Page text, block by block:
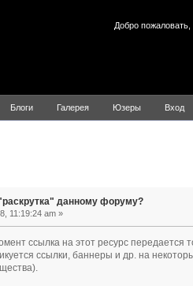
Добро пожаловать,
Блоги Галерея Юзеры Вход
данному форуму?
11:19:24 am »
ссылка на этот ресурс передается
ссылки, баннеры и др. на